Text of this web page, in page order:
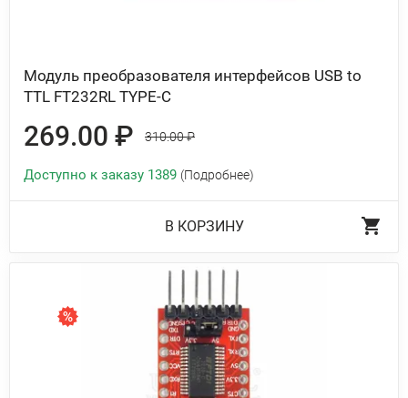
Модуль преобразователя интерфейсов USB to
TTL FT232RL TYPE-C
269.00 ₽ 310.00 ₽
Доступно к заказу 1389 (Подробнее)
В КОРЗИНУ